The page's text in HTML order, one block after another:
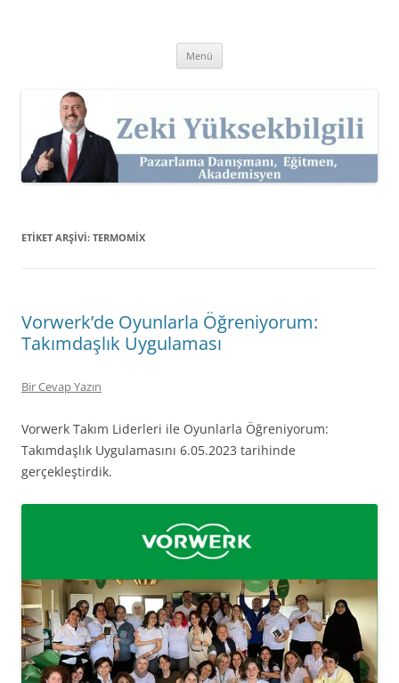
Kişisel Web Sitesi.
Menü
ETIKET ARŞIVI: TERMOMIX
Vorwerk’de Oyunlarla Öğreniyorum:
Takımdaşlık Uygulaması
Bir Cevap Yazın
Vorwerk Takım Liderleri ile Oyunlarla Öğreniyorum:
Takımdaşlık Uygulamasını 6.05.2023 tarihinde
gerçekleştirdik.